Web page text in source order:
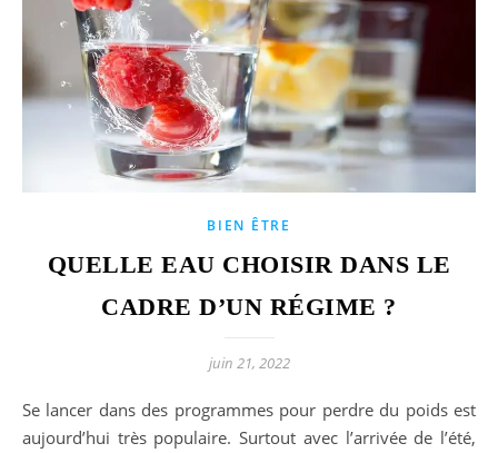
BIEN ÊTRE
QUELLE EAU CHOISIR DANS LE
CADRE D’UN RÉGIME ?
juin 21, 2022
Se lancer dans des programmes pour perdre du poids est
aujourd’hui très populaire. Surtout avec l’arrivée de l’été,